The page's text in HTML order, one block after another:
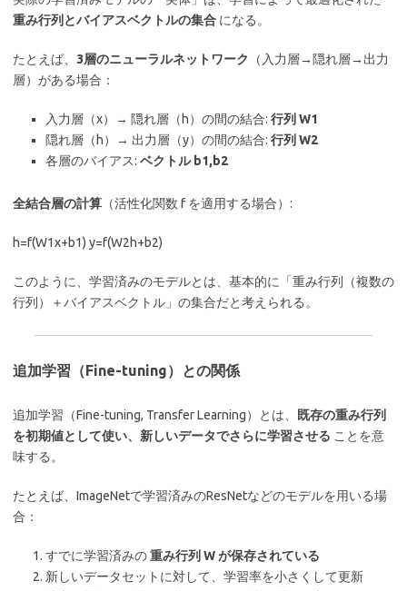
重み行列とバイアスベクトルの集合 になる。
たとえば、 3層のニューラルネットワーク
（入力層→隠れ層→出力
層）がある場合：
入力層（x）→ 隠れ層（h）の間の結合: 行列 W1​
隠れ層（h）→ 出力層（y）の間の結合: 行列 W2​
各層のバイアス: ベクトル b1​,b2​
全結合層の計算 （活性化関数 f を適用する場合）:
h=f(W1​x+b1​) y=f(W2​h+b2​)
このように、学習済みのモデルとは、基本的に「重み行列（複数の
行列）＋バイアスベクトル」の集合だと考えられる。
追加学習（Fine-tuning）との関係
追加学習（Fine-tuning, Transfer Learning）とは、
既存の重み行列
を初期値として使い、新しいデータでさらに学習させる ことを意
味する。
たとえば、ImageNetで学習済みのResNetなどのモデルを用いる場
合：
すでに学習済みの重み行列 W が保存されている
新しいデータセットに対して、学習率を小さくして更新